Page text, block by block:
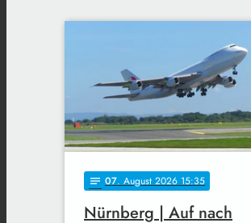
notes 07. August 2026 15:35
Nürnberg | Auf nach